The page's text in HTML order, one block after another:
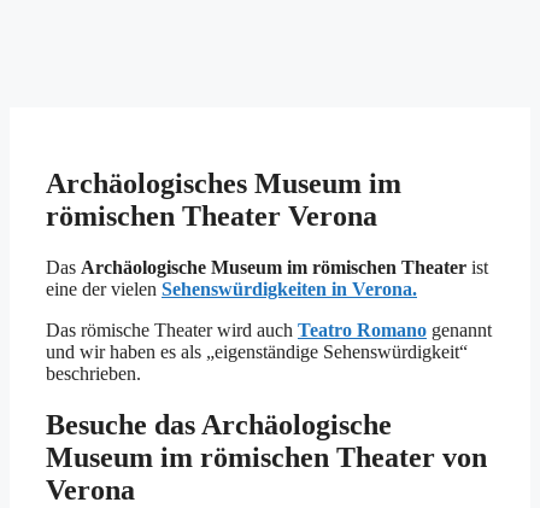
Archäologisches Museum im
römischen Theater Verona
Das Archäologische Museum im römischen Theater ist
eine der vielen Sehenswürdigkeiten in Verona.
Das römische Theater wird auch Teatro Romano genannt
und wir haben es als „eigenständige Sehenswürdigkeit“
beschrieben.
Besuche das Archäologische
Museum im römischen Theater von
Verona